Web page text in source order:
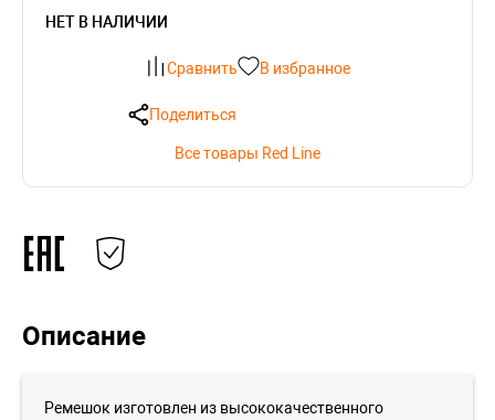
НЕТ В НАЛИЧИИ
Сравнить В избранное
Поделиться
Все товары Red Line
Описание
Ремешок изготовлен из высококачественного